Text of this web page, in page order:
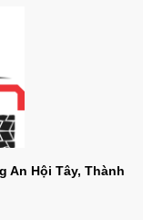
An Hội Tây, Thành